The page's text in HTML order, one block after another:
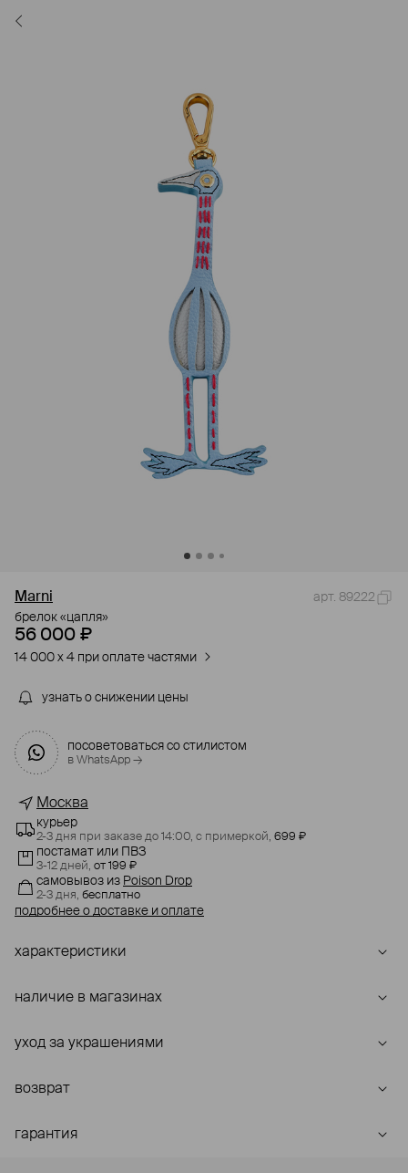
Marni
арт. 89222
брелок «цапля»
56 000 ₽
14 000 x 4 при оплате частями
узнать о снижении цены
посоветоваться со стилистом
в WhatsApp →
Москва
курьер
2-3 дня при заказе до 14:00, с примеркой, 699 ₽
постамат или ПВЗ
3-12 дней, от 199 ₽
самовывоз из Poison Drop
2-3 дня, бесплатно
подробнее о доставке и оплате
характеристики
наличие в магазинах
уход за украшениями
возврат
гарантия